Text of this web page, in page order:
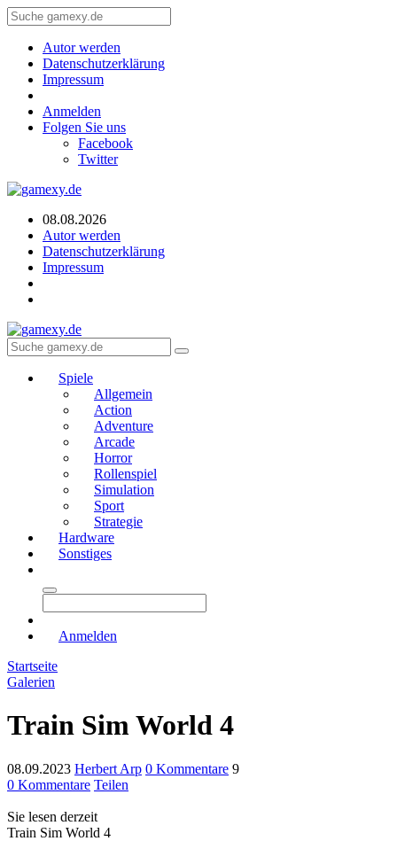
Autor werden
Datenschutzerklärung
Impressum
Anmelden
Folgen Sie uns
Facebook
Twitter
08.08.2026
Autor werden
Datenschutzerklärung
Impressum
Spiele
Allgemein
Action
Adventure
Arcade
Horror
Rollenspiel
Simulation
Sport
Strategie
Hardware
Sonstiges
Anmelden
Startseite
Galerien
Train Sim World 4
08.09.2023 Herbert Arp 0 Kommentare 9
0 Kommentare Teilen
Sie lesen derzeit
Train Sim World 4